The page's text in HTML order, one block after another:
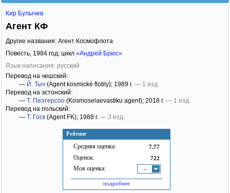
Рейтинг
Средняя оценка: 7.77
Оценок: 722
Моя оценка: -
подробнее
Кир Булычев
Агент КФ
Другие названия: Агент Космофлота
Повесть, 1984 год; цикл «Андрей Брюс»
Язык написания: русский
Перевод на чешский:
— Й. Тыч (Agent kosmické flotily); 1989 г. — 1 изд.
Перевод на эстонский:
— Т. Пеэтерсоо (Kosmoselaevastiku agent); 2018 г. — 1 изд.
Перевод на польский:
— Т. Госк (Agent FK); 1988 г. — 3 изд.